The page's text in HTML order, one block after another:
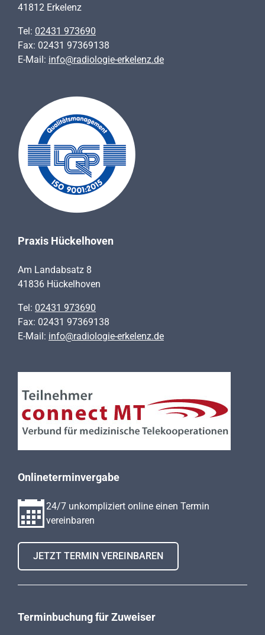
41812 Erkelenz
Tel: 02431 973690
Fax: 02431 97369138
E-Mail: info@radiologie-erkelenz.de
Praxis Hückelhoven
Am Landabsatz 8
41836 Hückelhoven
Tel: 02431 973690
Fax: 02431 97369138
E-Mail: info@radiologie-erkelenz.de
Onlineterminvergabe
24/7 unkompliziert online einen Termin
vereinbaren
JETZT TERMIN VEREINBAREN
Terminbuchung für Zuweiser